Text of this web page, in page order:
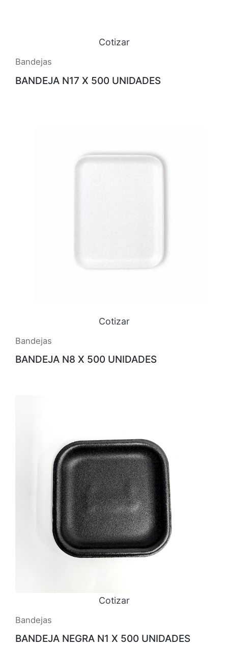
Cotizar
Bandejas
BANDEJA N17 X 500 UNIDADES
Cotizar
Bandejas
BANDEJA N8 X 500 UNIDADES
Cotizar
Bandejas
BANDEJA NEGRA N1 X 500 UNIDADES